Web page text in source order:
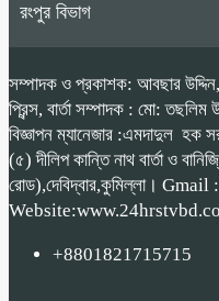
রংপুর বিভাগ
সম্পাদক ও প্রকাশক: আবছার
প্রিন্স, বার্তা সম্পাদক : মো:
বিজ্ঞাপন ম্যানেজার :এমদাদুল হক
(৫) দীলিপ কান্তি নাথ বার্তা ও
রোড),দেবিদ্বার,কুমিল্লা।
+8801821715715